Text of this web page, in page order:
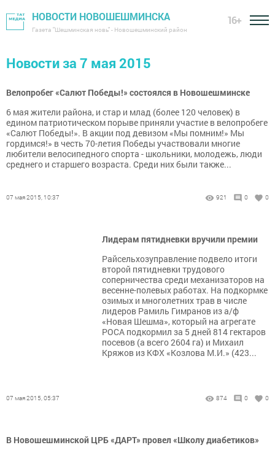
НОВОСТИ НОВОШЕШМИНСКА
Газета "Шешминская новь" - Новошешминский район
16+
Новости за 7 мая 2015
Велопробег «Салют Победы!» состоялся в Новошешминске
6 мая жители района, и стар и млад (более 120 человек) в
едином патриотическом порыве приняли участие в велопробеге
«Салют Победы!». В акции под девизом «Мы помним!» Мы
гордимся!» в честь 70-летия Победы участвовали многие
любители велосипедного спорта - школьники, молодежь, люди
среднего и старшего возраста. Среди них были также...
07 мая 2015, 10:37 921 0 0
Лидерам пятидневки вручили премии
Райсельхозуправление подвело итоги
второй пятидневки трудового
соперничества среди механизаторов на
весенне-полевых работах. На подкормке
озимых и многолетних трав в числе
лидеров Рамиль Гимранов из а/ф
«Новая Шешма», который на агрегате
РОСА подкормил за 5 дней 814 гектаров
посевов (а всего 2604 га) и Михаил
Кряжов из КФХ «Козлова М.И.» (423...
07 мая 2015, 05:37 874 0 0
В Новошешминской ЦРБ «ДАРТ» провел «Школу диабетиков»